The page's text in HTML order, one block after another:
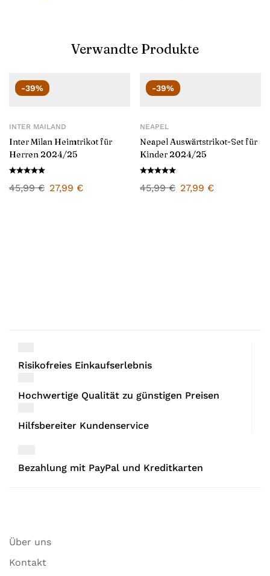
Verwandte Produkte
-39%
INTER MAILAND
Inter Milan Heimtrikot für
Herren 2024/25
45,99€ 27,99 €
-39%
NEAPEL
Neapel Auswärtstrikot-Set für
Kinder 2024/25
45,99€ 27,99 €
Risikofreies Einkaufserlebnis
Hochwertige Qualität zu günstigen Preisen
Hilfsbereiter Kundenservice
Bezahlung mit PayPal und Kreditkarten
Über uns
Kontakt